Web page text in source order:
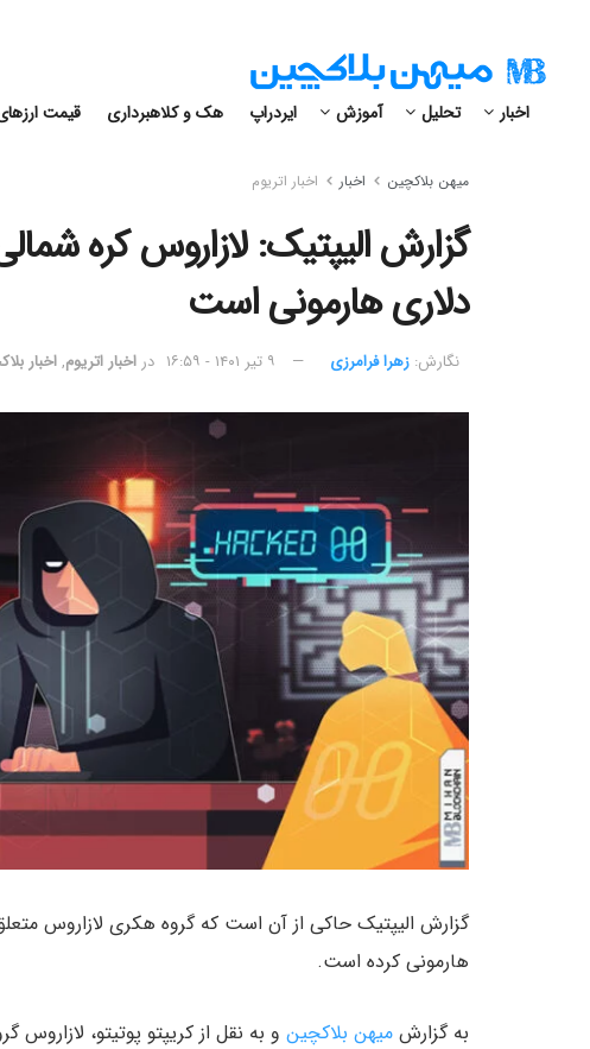
اخبار تحلیل آموزش ایردراپ هک و کلاهبرداری قیمت
میهن بلاکچین اخبار اخبار اتریوم
دلاری هارمونی است
نگارش:‌ زهرا فرامرزی ۹ تیر ۱۴۰۱ - ۱۶:۵۹ در اخبار اتریوم,اخبار
هارمونی کرده است.
به گزارش میهن بلاکچین و به نقل از کریپتو پوتیتو،